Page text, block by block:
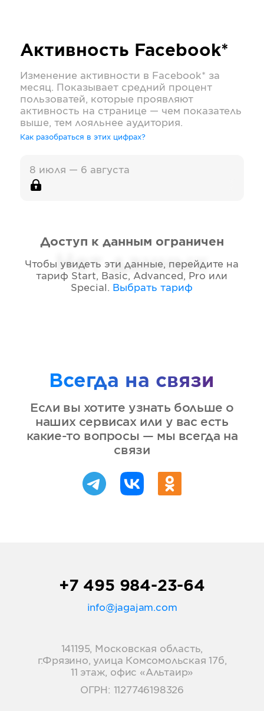
Активность Facebook*
Изменение активности в Facebook* за
месяц. Показывает средний процент
пользоватей, которые проявляют
активность на странице — чем показатель
выше, тем лояльнее аудитория.
Как разобраться в этих цифрах?
8 июля — 6 августа
Нет данных
Доступ к данным ограничен
Чтобы увидеть эти данные, перейдите на
тариф Start, Basic, Advanced, Pro или
Special . Выбрать тариф
Всегда на связи
Если вы хотите узнать больше о
наших сервисах или у вас есть
какие-то вопросы — мы всегда на
связи
+7 495 984-23-64
info@jagajam.com
141195, Московская область,
г.Фрязино, улица Комсомольская 17б,
11 этаж, офис «Альтаир»
ОГРН: 1127746198326